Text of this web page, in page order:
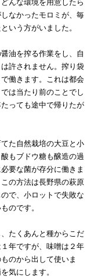
んな環境を用意したら
なかったモロミが、毎
いう方がいました。
油を搾る作業をし、自
許されません。搾り袋
働きます。これは都会
は当たり前のことでし
っても途中で帰りたが
た自然栽培の大豆と小
もブドウ糖も醸造の過
要な菌が存分に働きま
の方法は長野県の萩原
で、小ロットで失敗な
のです。
たくあんと種からこだ
年ですが、味噌は２年
のから出して使いま
気にします。